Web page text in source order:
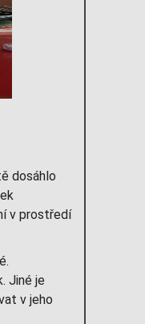
dosáhlo
v prostředí
Jiné je
v jeho